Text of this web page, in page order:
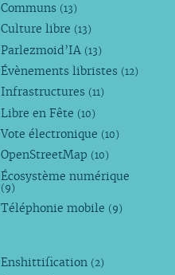
Communs (13)
Culture libre (13)
Parlezmoid’IA (13)
Évènements libristes (12)
Infrastructures (11)
Libre en Fête (10)
Vote électronique (10)
OpenStreetMap (10)
Écosystème numérique
(9)
Téléphonie mobile (9)
Enshittification (2)